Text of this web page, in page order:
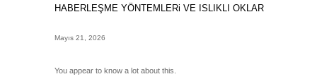
HABERLEŞME YÖNTEMLERi VE ISLIKLI OKLAR
Mayıs 21, 2026
You appear to know a lot about this.